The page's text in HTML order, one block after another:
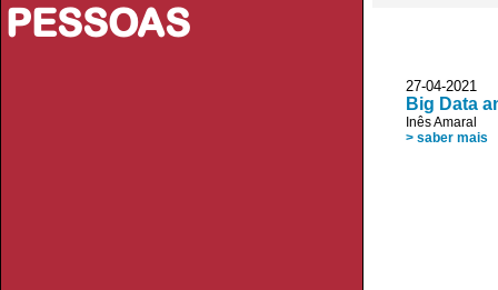
PESSOAS
27-04-
Big Data
Inês Amaral
> saber mais